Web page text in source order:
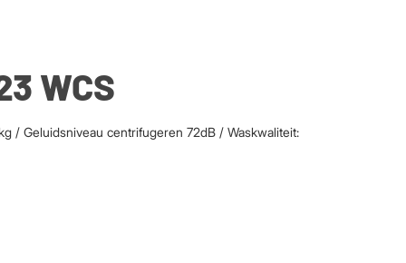
WCS
/ Geluidsniveau centrifugeren 72dB / Waskwaliteit: